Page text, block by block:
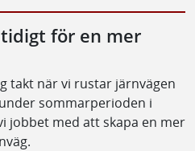
för en mer
takt när vi rustar järnvägen
sommarperioden i
jobbet med att skapa en mer